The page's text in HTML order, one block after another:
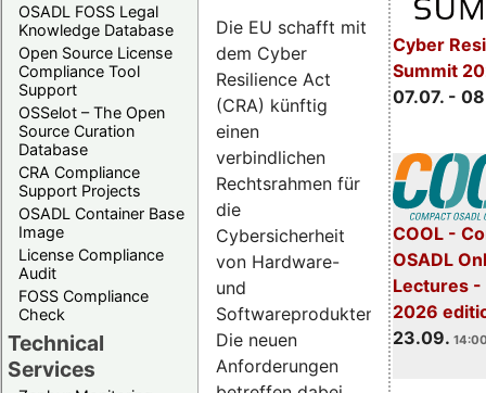
OSADL FOSS Legal
Knowledge Database
Open Source License
Compliance Tool
Support
OSSelot – The Open
Source Curation
Database
CRA Compliance
Support Projects
OSADL Container Base
Image
License Compliance
Audit
FOSS Compliance
Check
Technical
Services
Cyber
Summit
07.07. -
COOL -
OSADL
Lectures -
2026
23.09.
Die EU schafft mit
dem Cyber
Resilience Act
(CRA) künftig
einen
verbindlichen
Rechtsrahmen für
die
Cybersicherheit
von Hardware-
und
Softwareprodukten.
Die neuen
Anforderungen